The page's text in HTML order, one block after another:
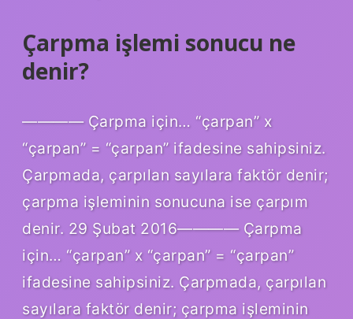
Çarpma işlemi sonucu ne
denir?
———— Çarpma için… “çarpan” x
“çarpan” = “çarpan” ifadesine sahipsiniz.
Çarpmada, çarpılan sayılara faktör denir;
çarpma işleminin sonucuna ise çarpım
denir. 29 Şubat 2016———— Çarpma
için… “çarpan” x “çarpan” = “çarpan”
ifadesine sahipsiniz. Çarpmada, çarpılan
sayılara faktör denir; çarpma işleminin